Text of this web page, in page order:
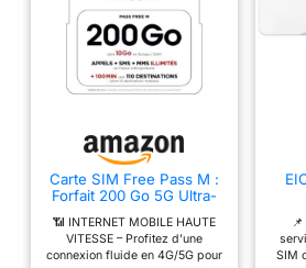
Carte SIM Free Pass M :
Forfait 200 Go 5G Ultra-
Illimités & 10 Go depuis
l’Europe – Offre Mobile
Sans Engagement
📶 INTERNET MOBILE HAUTE
VITESSE – Profitez d’une
connexion fluide en 4G/5G pour
SIM